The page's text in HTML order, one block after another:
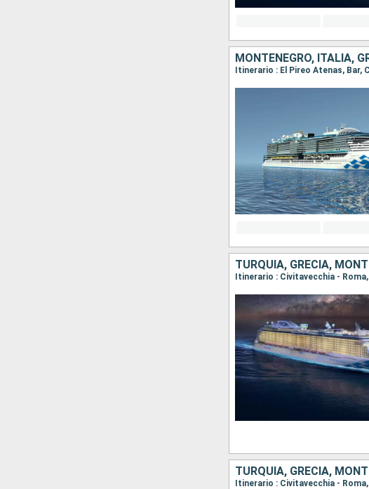
MONTENEGRO, ITALIA,
Itinerario : El Pireo Atenas, Bar,
TURQUÍA, GRECIA,
TURQUÍA, GRECIA,